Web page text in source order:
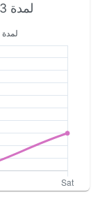
لمدة 3 أيام القادمة جدة الطقس في